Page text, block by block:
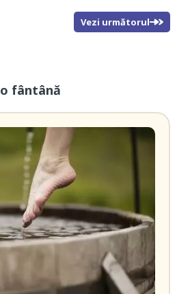
Vezi următorul
fântână